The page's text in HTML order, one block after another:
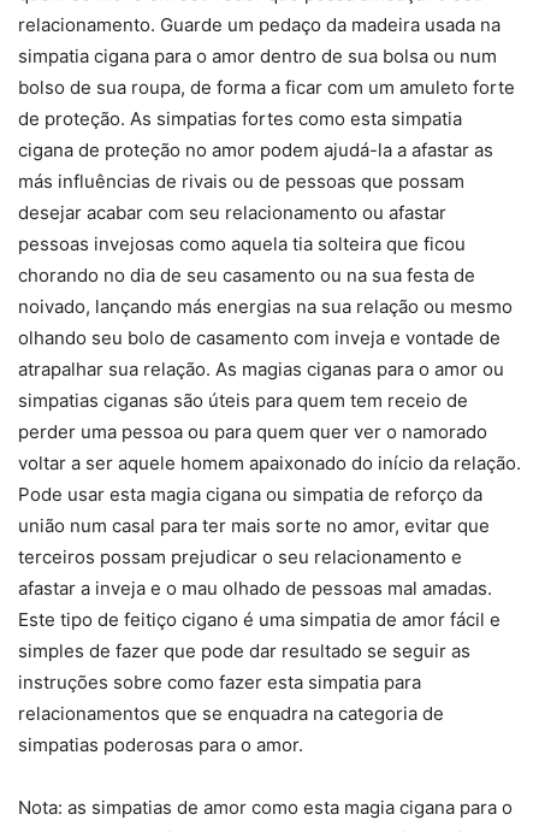
relacionamento. Guarde um pedaço da madeira usada na
simpatia cigana para o amor dentro de sua bolsa ou num
bolso de sua roupa, de forma a ficar com um amuleto forte
de proteção. As simpatias fortes como esta simpatia
cigana de proteção no amor podem ajudá-la a afastar as
más influências de rivais ou de pessoas que possam
desejar acabar com seu relacionamento ou afastar
pessoas invejosas como aquela tia solteira que ficou
chorando no dia de seu casamento ou na sua festa de
noivado, lançando más energias na sua relação ou mesmo
olhando seu bolo de casamento com inveja e vontade de
atrapalhar sua relação. As magias ciganas para o amor ou
simpatias ciganas são úteis para quem tem receio de
perder uma pessoa ou para quem quer ver o namorado
voltar a ser aquele homem apaixonado do início da relação.
Pode usar esta magia cigana ou simpatia de reforço da
união num casal para ter mais sorte no amor, evitar que
terceiros possam prejudicar o seu relacionamento e
afastar a inveja e o mau olhado de pessoas mal amadas.
Este tipo de feitiço cigano é uma simpatia de amor fácil e
simples de fazer que pode dar resultado se seguir as
instruções sobre como fazer esta simpatia para
relacionamentos que se enquadra na categoria de
simpatias poderosas para o amor.
Nota: as simpatias de amor como esta magia cigana para o